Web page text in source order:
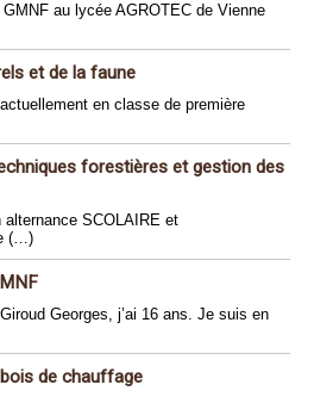
au lycée AGROTEC de Vienne
et de la faune
en classe de première
forestières et gestion des
alternance SCOLAIRE et
(…)
Georges, j’ai 16 ans. Je suis en
de chauffage